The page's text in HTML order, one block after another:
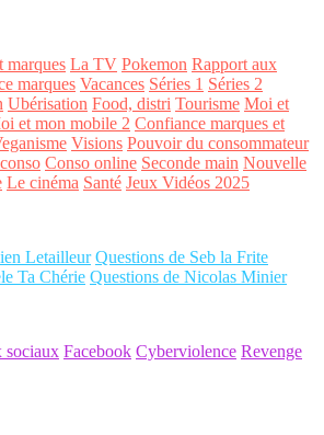
marques La TV Pokemon Rapport aux
marques Vacances Séries 1 Séries 2
Ubérisation Food, distri Tourisme Moi et
et mon mobile 2 Confiance marques et
Visions Pouvoir du consommateur
Conso online Seconde main Nouvelle
Le cinéma Santé Jeux Vidéos 2025
Letailleur Questions de Seb la Frite
Ta Chérie Questions de Nicolas Minier
sociaux Facebook Cyberviolence Revenge